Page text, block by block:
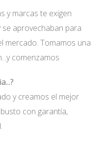
y marcas te exigen
aprovechaban para
mercado. Tomamos una
comenzamos
y creamos el mejor
con garantía,